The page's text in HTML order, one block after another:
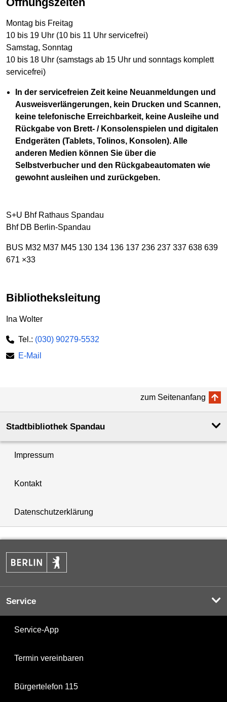
Montag bis Freitag
10 bis 19 Uhr (10 bis 11 Uhr servicefrei)
Samstag, Sonntag
10 bis 18 Uhr (samstags ab 15 Uhr und sonntags komplett
servicefrei)
In der servicefreien Zeit keine Neuanmeldungen und
Ausweisverlängerungen, kein Drucken und Scannen,
keine telefonische Erreichbarkeit, keine Ausleihe und
Rückgabe von Brett- / Konsolenspielen und digitalen
Endgeräten (Tablets, Tolinos, Konsolen). Alle
anderen Medien können Sie über die
Selbstverbucher und den Rückgabeautomaten wie
gewohnt ausleihen und zurückgeben.
S+U Bhf Rathaus Spandau
Bhf DB Berlin-Spandau
BUS M32 M37 M45 130 134 136 137 236 237 337 638 639
671 ×33
Bibliotheksleitung
Ina Wolter
Tel.: (030) 90279-5532
E-Mail
zum Seitenanfang
Stadtbibliothek Spandau
Impressum
Kontakt
Datenschutzerklärung
Service
Service-App
Termin vereinbaren
Bürgertelefon 115